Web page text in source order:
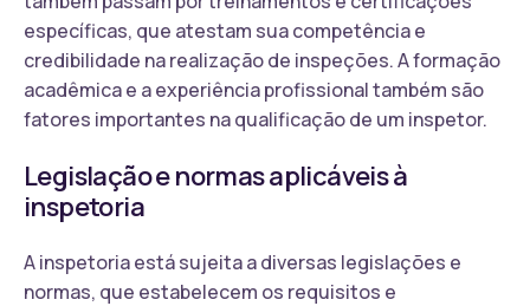
específicas, que atestam sua competência e
credibilidade na realização de inspeções. A formação
acadêmica e a experiência profissional também são
fatores importantes na qualificação de um inspetor.
Legislação e normas aplicáveis à
inspetoria
A inspetoria está sujeita a diversas legislações e
normas, que estabelecem os requisitos e